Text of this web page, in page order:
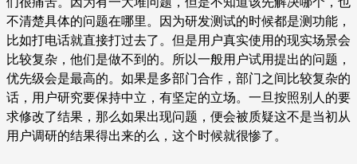
不清楚具体的问题在哪里。因为研发测试的时候都是测功能，
比如打电话就直接打过去了。但是用户真实使用的现实场景会
比较复杂，他们是做不到的。所以一般用户试用提出的问题，
优先级会是最高的。如果是多部门合作，部门之间比较复杂的
话，用户研究要保持中立，有坚定的立场。一旦按照别人的要
求修改了结果，那么如果出现问题，便会被质疑这不是当初从
用户调研的结果得出来的么，这个时候就很惨了。